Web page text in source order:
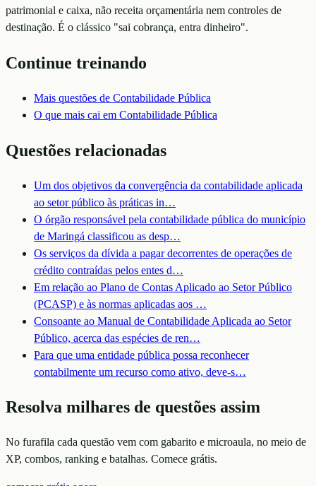
patrimonial e caixa, não receita orçamentária nem controles de
destinação. É o clássico "sai cobrança, entra dinheiro".
Continue treinando
Mais questões de Contabilidade Pública
O que mais cai em Contabilidade Pública
Questões relacionadas
Um dos objetivos da convergência da contabilidade aplicada
ao setor público às práticas in…
O órgão responsável pela contabilidade pública do município
de Maringá classificou as desp…
Os serviços da dívida a pagar decorrentes de operações de
crédito contraídas pelos entes d…
Em relação ao Plano de Contas Aplicado ao Setor Público
(PCASP) e às normas aplicadas aos …
Consoante ao Manual de Contabilidade Aplicada ao Setor
Público, acerca das espécies de ren…
Para que uma entidade pública possa reconhecer
contabilmente um recurso como ativo, deve-s…
Resolva milhares de questões assim
No furafila cada questão vem com gabarito e microaula, no meio de
XP, combos, ranking e batalhas. Comece grátis.